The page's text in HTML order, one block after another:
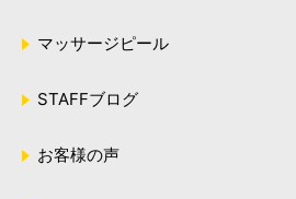
マッサージピール
STAFFブログ
お客様の声